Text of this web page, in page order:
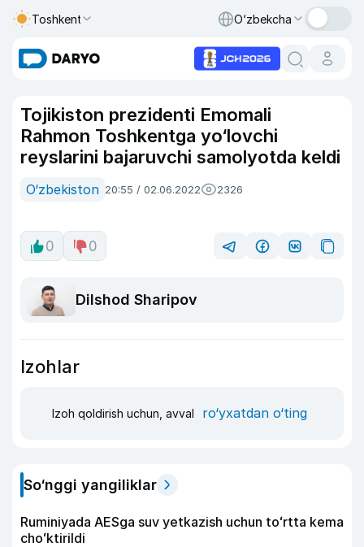
Toshkent O‘zbekcha
Tojikiston prezidenti Emomali
Rahmon Toshkentga yo‘lovchi
reyslarini bajaruvchi samolyotda keldi
O‘zbekiston 20:55 / 02.06.2022 2326
0 0
Dilshod Sharipov
Izohlar
Izoh qoldirish uchun, avval ro‘yxatdan o‘ting
So‘nggi yangiliklar
Ruminiyada AESga suv yetkazish uchun toʻrtta kema
choʻktirildi